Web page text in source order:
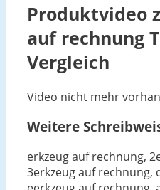
Produktvideo
auf rechnung
Vergleich
Video nicht mehr
Weitere
erkzeug auf rechnung,
3erkzeug auf rechnung,